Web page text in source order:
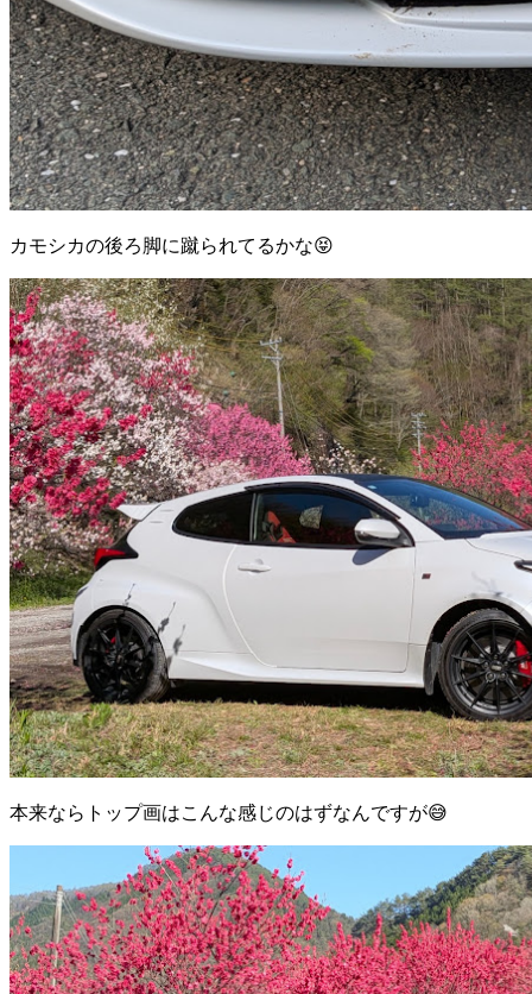
カモシカの後ろ脚に蹴られてるかな😝
本来ならトップ画はこんな感じのはずなんですが😅